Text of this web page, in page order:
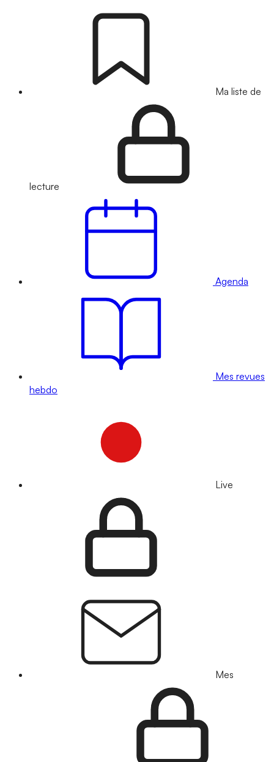
Ma liste de
lecture
Agenda
Mes revues
hebdo
Live
Mes